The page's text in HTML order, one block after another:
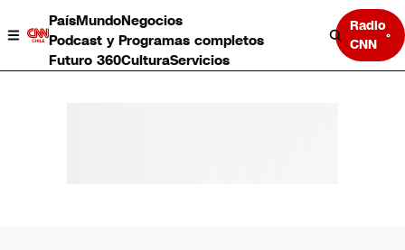
PaísMundoNegocios
Podcast y Programas completos
Futuro 360CulturaServicios
Radio
CNN